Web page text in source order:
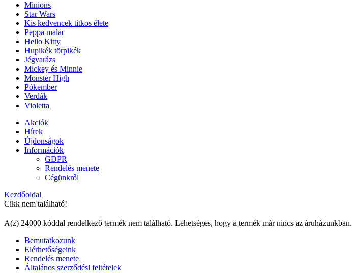
Minions
Star Wars
Kis kedvencek titkos élete
Peppa malac
Hello Kitty
Hupikék törpikék
Jégvarázs
Mickey és Minnie
Monster High
Pókember
Verdák
Violetta
Akciók
Hírek
Újdonságok
Információk
GDPR
Rendelés menete
Cégünkről
Kezdőoldal
Cikk nem található!
A(z) 24000 kóddal rendelkező termék nem található. Lehetséges, hogy a termék már nincs az áruházunkban.
Bemutatkozunk
Elérhetőségeink
Rendelés menete
Általános szerződési feltételek